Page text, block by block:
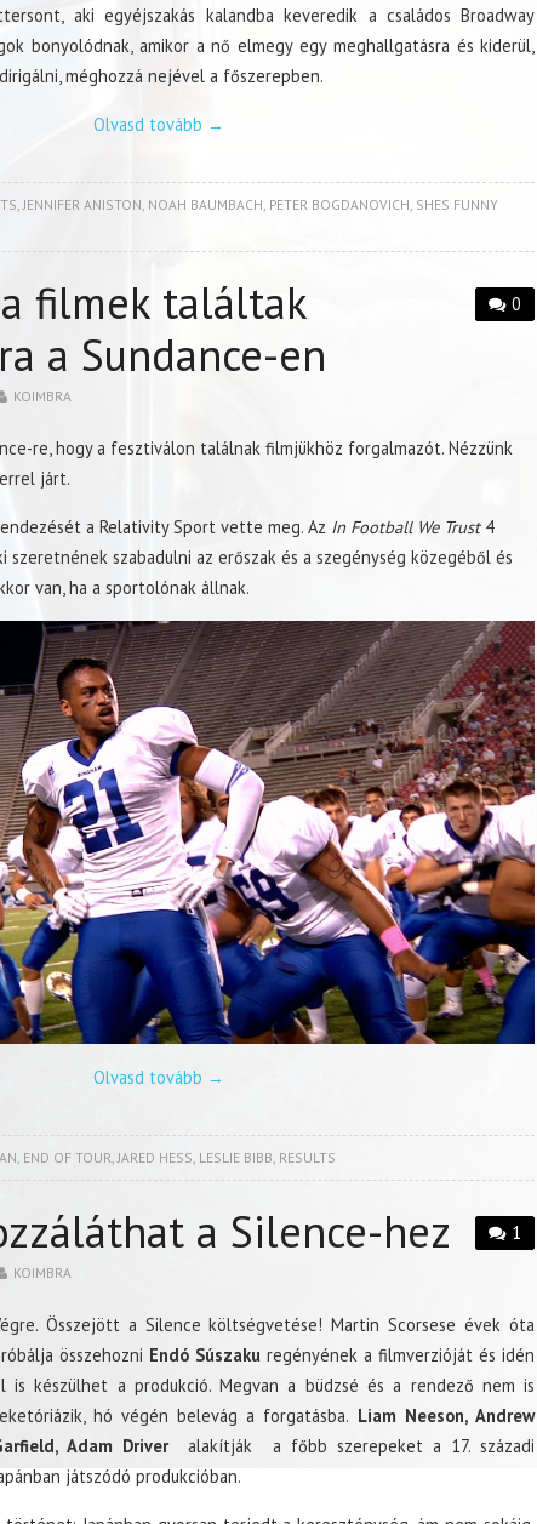
aki egyéjszakás kalandba keveredik a családos Broadway
bonyolódnak, amikor a nő elmegy egy meghallgatásra és kiderül,
méghozzá nejével a főszerepben.
Olvasd tovább →
,JENNIFER ANISTON, NOAH BAUMBACH, PETER BOGDANOVICH, SHES FUNNY
0
filmek találtak
a Sundance-en
KOIMBRA
re, hogy a fesztiválon találnak filmjükhöz forgalmazót. Nézzünk
járt.
a Relativity Sport vette meg. Az In Football We Trust4
szeretnének szabadulni az erőszak és a szegénység közegéből és
van, ha a sportolónak állnak.
Olvasd tovább →
END OF TOUR JARED HESS LESLIE BIBB RESULTS
1
a Silence-hez
KOIMBRA
Összejött a Silence költségvetése! Martin Scorsese évek óta
összehozni Endó Súszakuregényének a filmverzióját és idén
is készülhet a produkció. Megvan a büdzsé és a rendező nem is
hó végén belevág a forgatásba. Liam Neeson, Andrew
Adam Driveralakítják a főbb szerepeket a 17. századi
játszódó produkcióban.